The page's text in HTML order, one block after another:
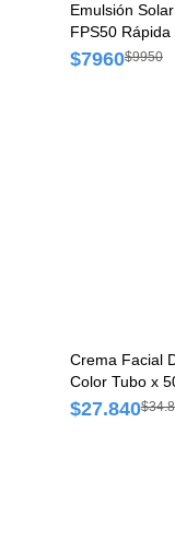
Emulsión
FPS50
ml
$7960$9950
Crema Facial
Color Tubo x
$27.840